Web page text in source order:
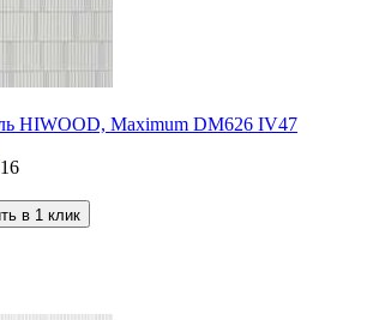
HIWOOD, Maximum DM626 IV47
в 1 клик